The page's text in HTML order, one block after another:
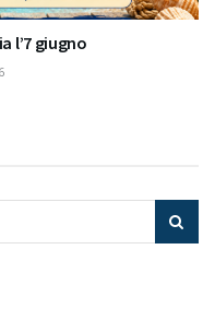
l’7 giugno